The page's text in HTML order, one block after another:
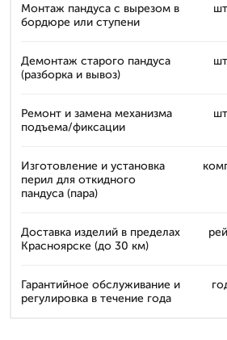
Монтаж пандуса с вырезом в
бордюре или ступени
Демонтаж старого пандуса
(разборка и вывоз)
Ремонт и замена механизма
подъема/фиксации
Изготовление и установка
перил для откидного
пандуса (пара)
Доставка изделий в пределах
Красноярске (до 30 км)
Гарантийное обслуживание и
регулировка в течение года